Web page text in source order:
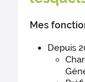
Mes
Depuis